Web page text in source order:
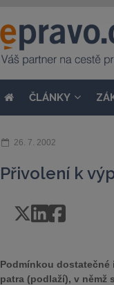
ČLÁNKY
26. 7. 2002
Přivolení k
Podmínkou
patra (podlaží), v němž